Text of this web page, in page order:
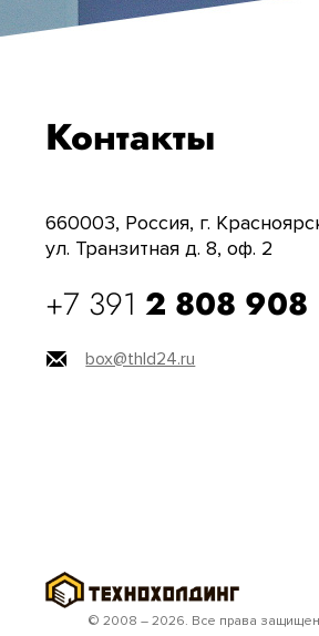
Контакты
660003, Россия, г.
ул. Транзитная д. 8, оф. 2
+7 3912 808 908
box@thld24.ru
© 2008 – 2026. Все права